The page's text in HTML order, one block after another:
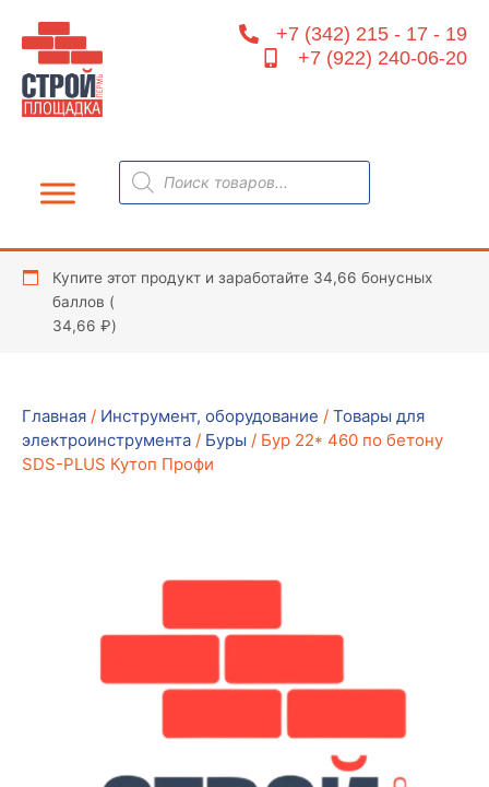
содержимому
+7 (342) 215 - 17 - 19
+7 (922) 240-06-20
Поиск
товаров
Купите этот продукт и заработайте 34,66 бонусных
баллов (
34,66 ₽)
Главная / Инструмент, оборудование / Товары для
электроинструмента / Буры / Бур 22* 460 по бетону
SDS-PLUS Кутоп Профи